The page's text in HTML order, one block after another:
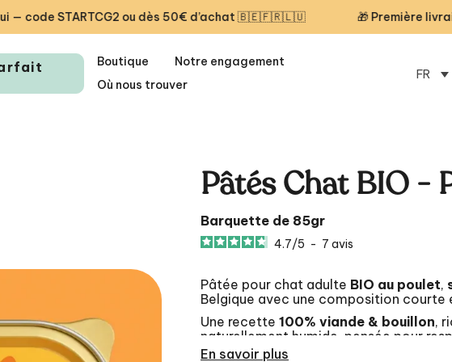
ou dès 50€ d’achat 🇧🇪🇫🇷🇱🇺 🎁 Première livraison
Boutique
Notre engagement
Où nous trouver
FR
Pâtés Chat BIO -
Barquette de 85gr
4.7/5 - 7 avis
Pâtée pour chat adulte BIO au poulet,
Belgique avec une composition courte
Une recette 100% viande & bouillon,
naturellement humide, pensée pour
quotidien — simplement, sans
En savoir plus